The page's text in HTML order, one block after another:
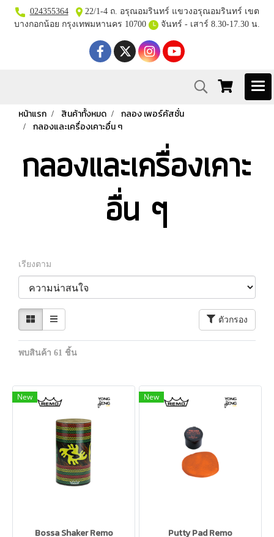
024355364
22/1-4 ถ. อรุณอมรินทร์ แขวงอรุณอมรินทร์ เขต
บางกอกน้อย กรุงเทพมหานคร 10700
จันทร์ - เสาร์ 8.30-17.30 น.
หน้าแรก สินค้าทั้งหมด
กลอง เพอร์คัสชั่น
กลองและเครื่องเคาะอื่น ๆ
กลองและเครื่องเคาะ
อื่น ๆ
เรียงตาม
ตัวกรอง
พบสินค้า 61 ชิ้น
New
Bossa Shaker Remo
New
Putty Pad Remo